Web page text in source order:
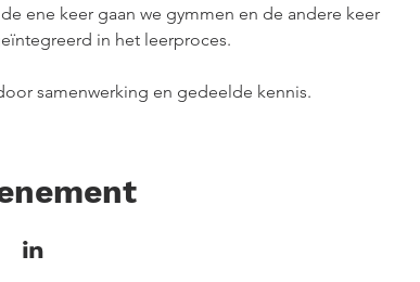
ene keer gaan we gymmen en de andere keer
in het leerproces.
samenwerking en gedeelde kennis.